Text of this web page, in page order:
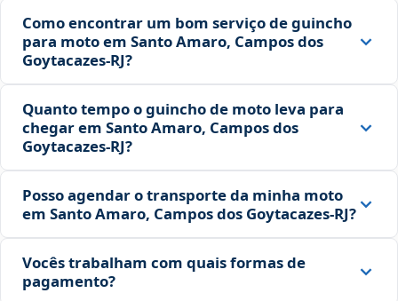
Como encontrar um bom serviço de guincho
para moto em Santo Amaro, Campos dos
Goytacazes‑RJ?
Quanto tempo o guincho de moto leva para
chegar em Santo Amaro, Campos dos
Goytacazes‑RJ?
Posso agendar o transporte da minha moto
em Santo Amaro, Campos dos Goytacazes‑RJ?
Vocês trabalham com quais formas de
pagamento?